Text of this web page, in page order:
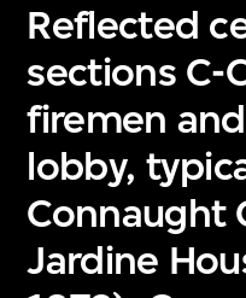
Reflected
sections C-
firemen
lobby,
Connaught
Jardine